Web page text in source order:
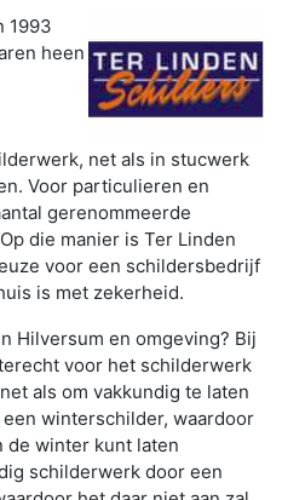
1993
heen
net als in stucwerk
Voor particulieren en
gerenommeerde
die manier is Ter Linden
voor een schildersbedrijf
is met zekerheid.
Hilversum en omgeving? Bij
voor het schilderwerk
als om vakkundig te laten
winterschilder, waardoor
de winter kunt laten
schilderwerk door een